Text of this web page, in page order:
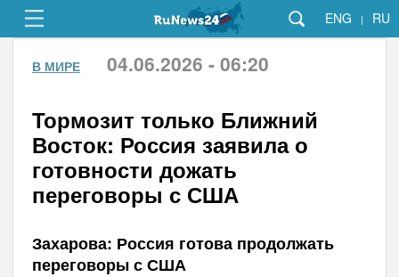
ENG | RU
В МИРЕ 04.06.2026 - 06:20
Тормозит только Ближний
Восток: Россия заявила о
готовности дожать
переговоры с США
Захарова: Россия готова продолжать
переговоры с США